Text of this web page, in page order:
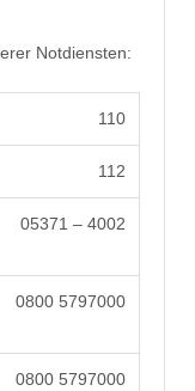
Notdiensten:
110
112
05371 – 4002
0800 5797000
0800 5797000